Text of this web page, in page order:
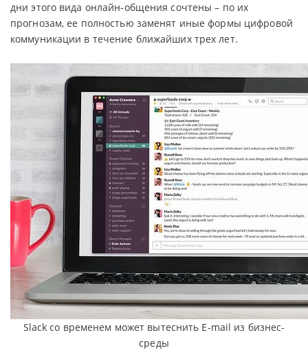
дни этого вида онлайн-общения сочтены – по их
прогнозам, ее полностью заменят иные формы цифровой
коммуникации в течение ближайших трех лет.
Slack со временем может вытеснить E-mail из бизнес-
среды